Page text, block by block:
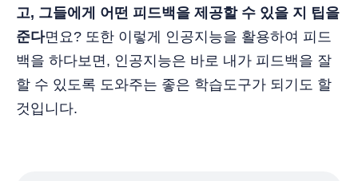
고, 그들에게 어떤 피드백을 제공할 수 있을 지 팁을
준다면요? 또한 이렇게 인공지능을 활용하여 피드
백을 하다보면, 인공지능은 바로 내가 피드백을 잘
할 수 있도록 도와주는 좋은 학습도구가 되기도 할
것입니다.